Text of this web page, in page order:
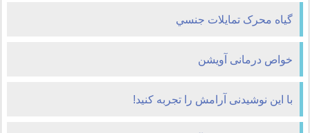
گیاه محرک تمايلات جنسي
خواص درمانی آویشن
با این نوشیدنی آرامش را تجربه کنید!